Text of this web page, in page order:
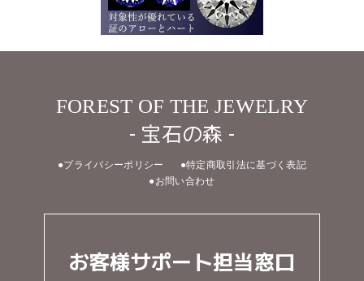
FOREST OF THE JEWELRY
- 宝石の森 -
●プライバシーポリシー
●特定商取引法に基づく表記
●お問い合わせ
お客様サポート担当窓口